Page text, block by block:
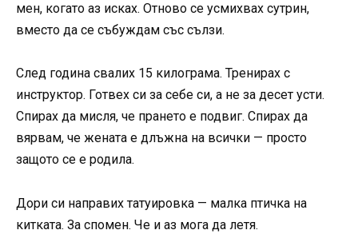
мен, когато аз исках. Отново се усмихвах сутрин,
вместо да се събуждам със сълзи.
След година свалих 15 килограма. Тренирах с
инструктор. Готвех си за себе си, а не за десет усти.
Спирах да мисля, че прането е подвиг. Спирах да
вярвам, че жената е длъжна на всички — просто
защото се е родила.
Дори си направих татуировка — малка птичка на
китката. За спомен. Че и аз мога да летя.